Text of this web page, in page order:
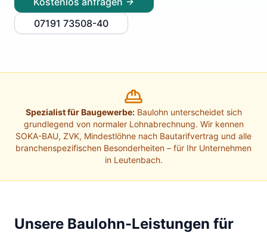
07191 73508-40
Spezialist für Baugewerbe:Baulohn unterscheidet sich
grundlegend von normaler Lohnabrechnung. Wir kennen
SOKA-BAU, ZVK, Mindestlöhne nach Bautarifvertrag und alle
branchenspezifischen Besonderheiten – für Ihr Unternehmen
in Leutenbach.
Unsere Baulohn-Leistungen für
Lohnabrechnung Ludwigsburg
Lohnabrechnung Esslingen am Neckar
Finanzbuchhaltung Backnang
Finanzbuchhaltung Mannheim
Finanzbuchhaltung Heidelberg
Finanzbuchhaltung Ulm
Baulohnabrechnung Backnang
Baulohnabrechnung Stuttgart
Baulohnabrechnung Heilbronn